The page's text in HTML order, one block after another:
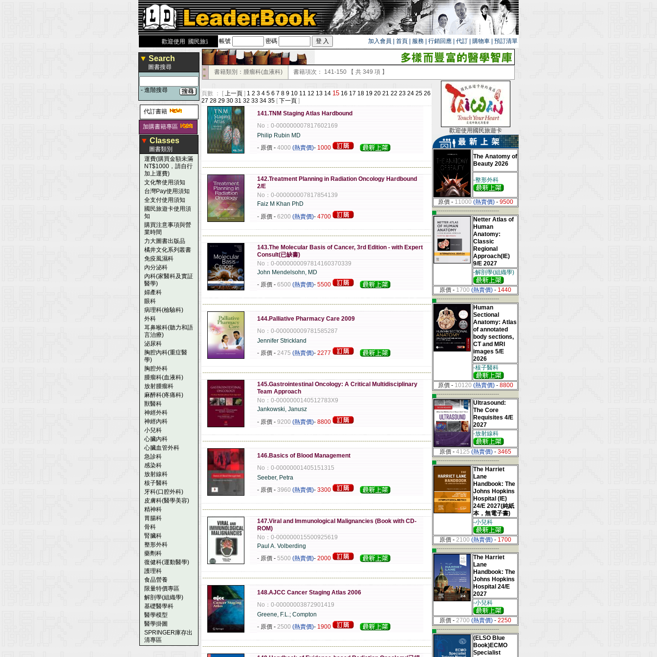
歡迎使用 國民旅遊卡！！ 帳號 密碼 加入會員 首頁 服務 行銷回應 代訂 購物車 預訂清單
▼ Search
圖書搜尋
- 進階搜尋
代訂書籍
加購書籍專區
▼ Classes
圖書類別
運費(購買金額未滿
NT$1000，請自行
加上運費)
文化幣使用須知
台灣Pay使用須知
全支付使用須知
國民旅遊卡使用須
知
購買注意事項與營
業時間
力大圖書出版品
橘井文化系列叢書
免疫風濕科
內分泌科
內科(家醫科及實証
醫學)
婦產科
眼科
病理科(檢驗科)
外科
耳鼻喉科(聽力和語
言治療)
泌尿科
胸腔內科(重症醫
學)
胸腔外科
腫瘤科(血液科)
放射腫瘤科
麻醉科(疼痛科)
獸醫科
神經外科
神經內科
小兒科
心臟內科
心臟血管外科
急診科
感染科
放射線科
核子醫科
牙科(口腔外科)
皮膚科(醫學美容)
精神科
胃腸科
骨科
腎臟科
整形外科
藥劑科
復健科(運動醫學)
護理科
食品營養
限量特價專區
解剖學(組織學)
基礎醫學科
醫學模型
醫學掛圖
SPRINGER庫存出
清專區
■
■
書籍類別：腫瘤科(血液科) 書籍項次： 141-150 【 共 349 項 】
頁數 ： [ 上一頁 ] 1 2 3 4 5 6 7 8 9 10 11 12 13 14 15 16 17 18 19 20 21 22 23 24 25 26
27 28 29 30 31 32 33 34 35 [ 下一頁 ]
141.TNM Staging Atlas Hardbound
No：0-000000007817602169
Philip Rubin MD
- 原價 - 4000 (熱賣價)- 1000
---------------------------------------------------------------------------------------------------------------------
142.Treatment Planning in Radiation Oncology Hardbound
2/E
No：0-000000007817854139
Faiz M Khan PhD
- 原價 - 6200 (熱賣價)- 4700
---------------------------------------------------------------------------------------------------------------------
143.The Molecular Basis of Cancer, 3rd Edition - with Expert
Consult(已缺書)
No：0-0000000097814160370339
John Mendelsohn, MD
- 原價 - 6500 (熱賣價)- 5500
---------------------------------------------------------------------------------------------------------------------
144.Palliative Pharmacy Care 2009
No：0-000000009781585287
Jennifer Strickland
- 原價 - 2475 (熱賣價)- 2277
---------------------------------------------------------------------------------------------------------------------
145.Gastrointestinal Oncology: A Critical Multidisciplinary
Team Approach
No：0-0000000140512783X9
Jankowski, Janusz
- 原價 - 9200 (熱賣價)- 8800
---------------------------------------------------------------------------------------------------------------------
146.Basics of Blood Management
No：0-00000001405151315
Seeber, Petra
- 原價 - 3960 (熱賣價)- 3300
---------------------------------------------------------------------------------------------------------------------
147.Viral and Immunological Malignancies (Book with CD-
ROM)
No：0-000000015500925619
Paul A. Volberding
- 原價 - 5500 (熱賣價)- 2000
---------------------------------------------------------------------------------------------------------------------
148.AJCC Cancer Staging Atlas 2006
No：0-00000003872901419
Greene, F.L.; Compton
- 原價 - 2500 (熱賣價)- 1900
---------------------------------------------------------------------------------------------------------------------
歡迎使用國民旅遊卡
The Anatomy of
Beauty 2026
-整形外科
原價 - 11000 (熱賣價) - 9500
▄--------------------------------
Netter Atlas of
Human
Anatomy:
Classic
Regional
Approach(IE)
9/E 2027
-解剖學(組織學)
原價 - 1700 (熱賣價) - 1440
▄--------------------------------
Human
Sectional
Anatomy: Atlas
of annotated
body sections,
CT and MRI
images 5/E
2026
-核子醫科
原價 - 10120 (熱賣價) - 8800
▄--------------------------------
Ultrasound:
The Core
Requisites 4/E
2027
-放射線科
原價 - 4125 (熱賣價) - 3465
▄--------------------------------
The Harriet
Lane
Handbook: The
Johns Hopkins
Hospital (IE)
24/E 2027(純紙
本，無電子書)
-小兒科
原價 - 2100 (熱賣價) - 1700
▄--------------------------------
The Harriet
Lane
Handbook: The
Johns Hopkins
Hospital 24/E
2027
-小兒科
原價 - 2700 (熱賣價) - 2250
▄--------------------------------
(ELSO Blue
Book)ECMO
Specialist